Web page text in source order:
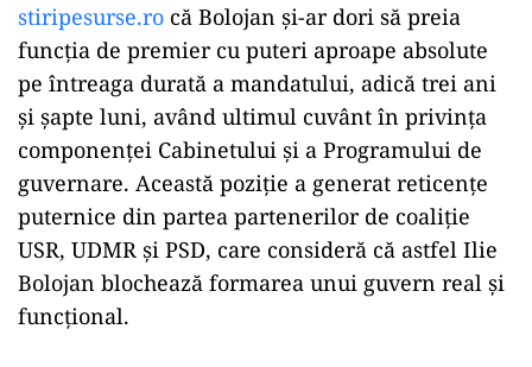
stiripesurse.ro că Bolojan și-ar dori să preia
funcția de premier cu puteri aproape absolute
pe întreaga durată a mandatului, adică trei ani
și șapte luni, având ultimul cuvânt în privința
componenței Cabinetului și a Programului de
guvernare. Această poziție a generat reticențe
puternice din partea partenerilor de coaliție
USR, UDMR și PSD, care consideră că astfel Ilie
Bolojan blochează formarea unui guvern real și
funcțional.